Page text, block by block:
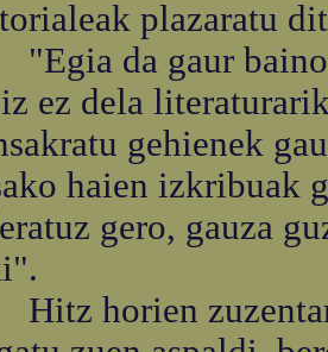
plazaratu
da gaur baino
ez dela
gehienek
haien izkribuak
gero, gauza
horien